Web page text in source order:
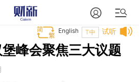
试听
T中
English
峰会聚焦三大议题